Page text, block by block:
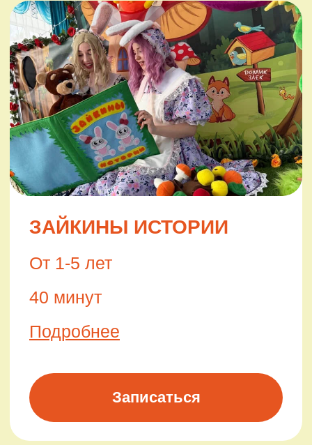
Записаться
ЩЕНЯЧИЙ ПАТРУЛЬ
И КОСМИЧЕСКАЯ РАКЕТА
От 2-6 лет
50 минут
Записаться